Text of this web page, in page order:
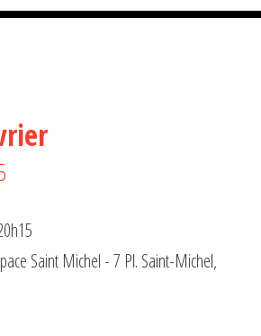
Saint Michel - 7 Pl. Saint-Michel,